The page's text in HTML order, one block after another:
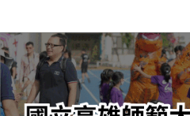
轉
至
主
內